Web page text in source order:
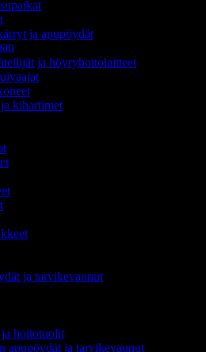
ja apupöydät
ja höyryhoitolaitteet
kihartimet
ja tarvikevaunut
hoitotuolit
apupöydät ja tarvikevaunut